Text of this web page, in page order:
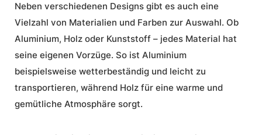
Neben verschiedenen Designs gibt es auch eine
Vielzahl von Materialien und Farben zur Auswahl. Ob
Aluminium, Holz oder Kunststoff – jedes Material hat
seine eigenen Vorzüge. So ist Aluminium
beispielsweise wetterbeständig und leicht zu
transportieren, während Holz für eine warme und
gemütliche Atmosphäre sorgt.